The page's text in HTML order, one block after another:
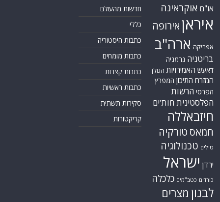
או"ם אוקראינה
איראן אירופה
אפריקה ארה"ב
בריטניה גרמניה
דאעש האמירויות הגולן
המזרח התיכון המפרץ
הפרסי הרשות
הפלסטינית חות'ים
חיזבאללה
חמאס טורקיה
טילים טכנולוגיה
ירדן ישראל
כורדים כטב"מים כלכלה
לבנון מצרים
חדשות מהעולם
כללי
כתבות היסטוריה
כתבות מומחים
כתבות קצרות
כתבות ראשיות
סקירות תשתית
קריקטורות